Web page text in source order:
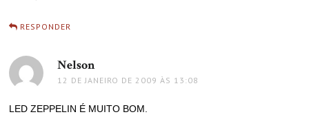
RESPONDER
Nelson
12 DE JANEIRO DE 2009 ÀS 13:08
LED ZEPPELIN É MUITO BOM.